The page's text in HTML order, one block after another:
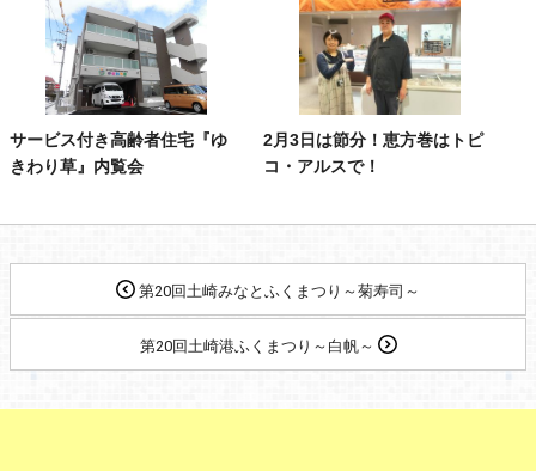
サービス付き高齢者住宅『ゆ
きわり草』内覧会
2月3日は節分！恵方巻はトピ
コ・アルスで！
第20回土崎みなとふくまつり～菊寿司～
第20回土崎港ふくまつり～白帆～